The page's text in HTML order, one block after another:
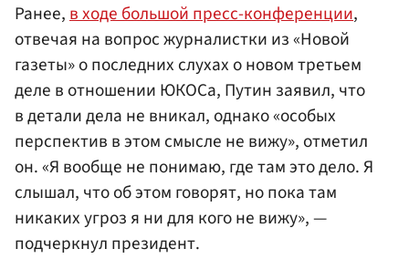
Ранее,в ходе большой пресс-конференции,
отвечая на вопрос журналистки из «Новой
газеты» о последних слухах о новом третьем
деле в отношении ЮКОСа, Путин заявил, что
в детали дела не вникал, однако «особых
перспектив в этом смысле не вижу», отметил
он. «Я вообще не понимаю, где там это дело. Я
слышал, что об этом говорят, но пока там
никаких угроз я ни для кого не вижу», —
подчеркнул президент.